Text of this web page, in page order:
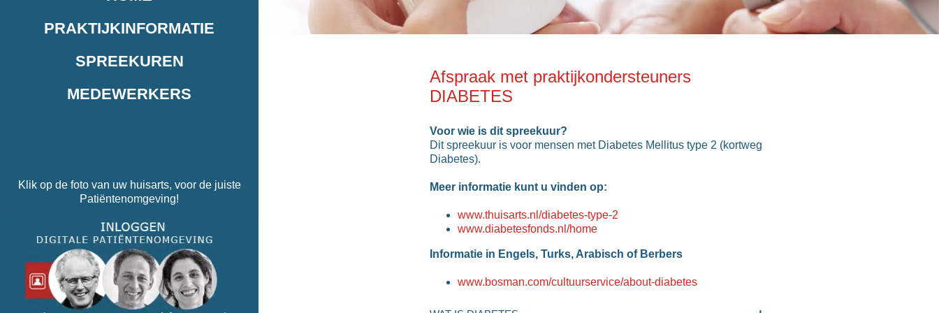
PRAKTIJKINFORMATIE
SPREEKUREN
MEDEWERKERS
Klik op de foto van uw huisarts, voor de juiste
Patiëntenomgeving!
Afspraak met praktijkondersteuners
DIABETES
Voor wie is dit spreekuur?
Dit spreekuur is voor mensen met Diabetes Mellitus type 2 (kortweg
Diabetes).
Meer informatie kunt u vinden op:
www.thuisarts.nl/diabetes-type-2
www.diabetesfonds.nl/home
Informatie in Engels, Turks, Arabisch of Berbers
www.bosman.com/cultuurservice/about-diabetes